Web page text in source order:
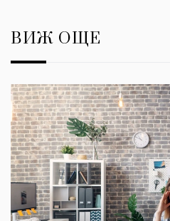
ВИЖ ОЩЕ